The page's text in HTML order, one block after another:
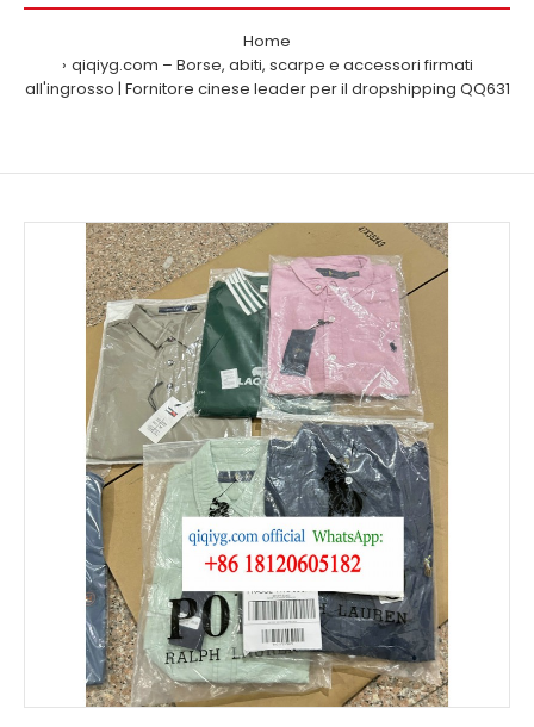
Home
qiqiyg.com – Borse, abiti, scarpe e accessori firmati
all'ingrosso | Fornitore cinese leader per il dropshipping QQ631